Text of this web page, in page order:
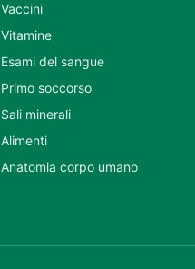
Vaccini
Vitamine
Esami del sangue
Primo soccorso
Sali minerali
Alimenti
Anatomia corpo umano